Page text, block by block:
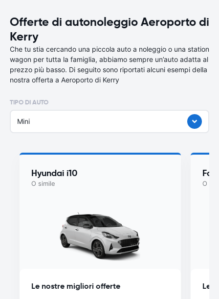
Offerte di autonoleggio Aeroporto di
Kerry
Che tu stia cercando una piccola auto a noleggio o una station
wagon per tutta la famiglia, abbiamo sempre un’auto adatta al
prezzo più basso. Di seguito sono riportati alcuni esempi della
nostra offerta a Aeroporto di Kerry
TIPO DI AUTO
Mini
Hyundai i10
O simile
Le nostre migliori offerte
O
Le